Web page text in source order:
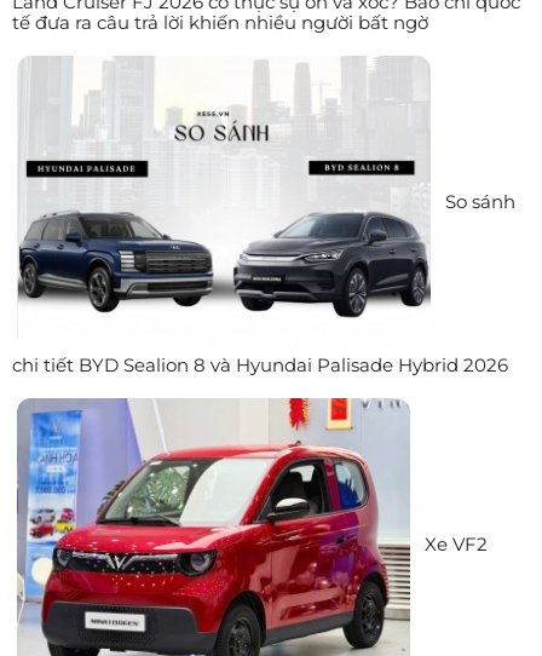
tế đưa ra câu trả lời khiến nhiều người bất ngờ
So sánh
chi tiết BYD Sealion 8 và Hyundai Palisade Hybrid 2026
Xe VF2